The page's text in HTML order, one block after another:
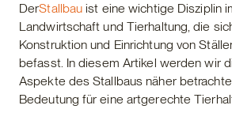
DerStallbau ist eine wichtige Disziplin
Landwirtschaft und Tierhaltung, die
Konstruktion und Einrichtung von
befasst. In diesem Artikel werden wir
Aspekte des Stallbaus näher
Bedeutung für eine artgerechte